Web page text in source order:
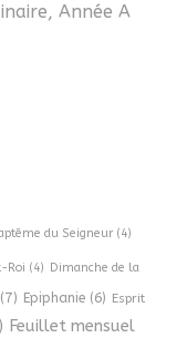
Année A
du Seigneur (4)
Roi (4) Dimanche de la
(7) Epiphanie (6) Esprit
Feuillet mensuel